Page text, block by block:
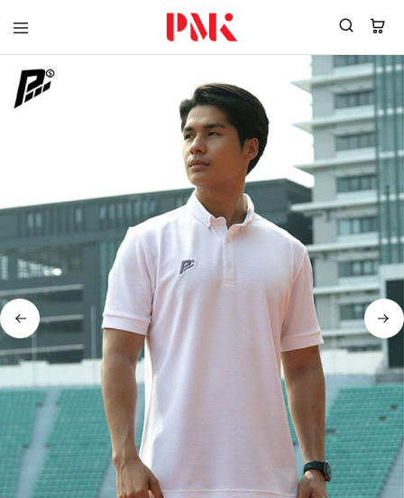
PMK
ยูนิฟอร์ม
พร้อม
โลโก้
ผู้
อุตสาหกรรม
สี
เขียว
ระดับ
ที่2